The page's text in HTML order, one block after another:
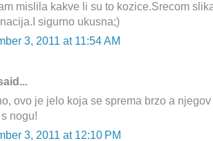
mislila kakve li su to kozice.Srecom
sigurno ukusna;)
3, 2011 at 11:54 AM
ovo je jelo koja se sprema brzo a
nogu!
3, 2011 at 12:10 PM